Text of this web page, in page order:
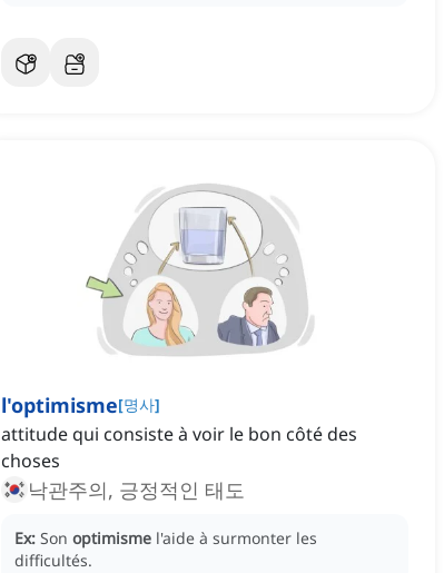
l'optimisme[명사]
attitude qui consiste à voir le bon côté des
choses
낙관주의, 긍정적인 태도
Ex: Son optimisme l'aide à surmonter les
difficultés.